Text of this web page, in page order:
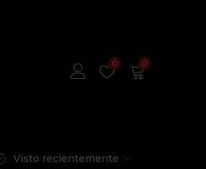
0 0
Visto recientemente